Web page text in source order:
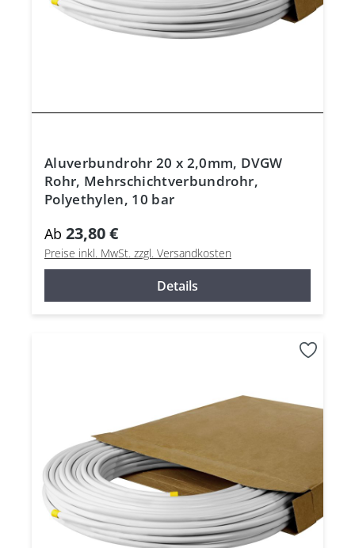
Aluverbundrohr 20 x 2,0mm, DVGW
Rohr, Mehrschichtverbundrohr,
Polyethylen, 10 bar
Ab 23,80 €
Preise inkl. MwSt. zzgl. Versandkosten
Details